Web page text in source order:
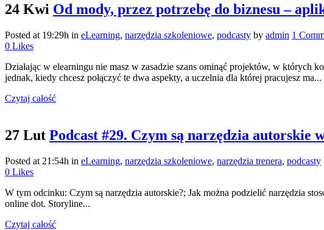
24 Kwi Od mody, przez potrzebę do biznesu –
Posted at 19:29h in eLearning, narzędzia szkoleniowe, podcasty by admin 1
0 Likes
Działając w elearningu nie masz w zasadzie szans ominąć projektów, w
jednak, kiedy chcesz połączyć te dwa aspekty, a uczelnia dla której pracujesz ma...
Czytaj całość
27 Lut Podcast #29. Czym są narzędzia autorskie
Posted at 21:54h in eLearning, narzędzia szkoleniowe, narzędzia trenera, podcasty
0 Likes
W tym odcinku: Czym są narzędzia autorskie?; Jak można podzielić narzędzia
online dot. Storyline...
Czytaj całość